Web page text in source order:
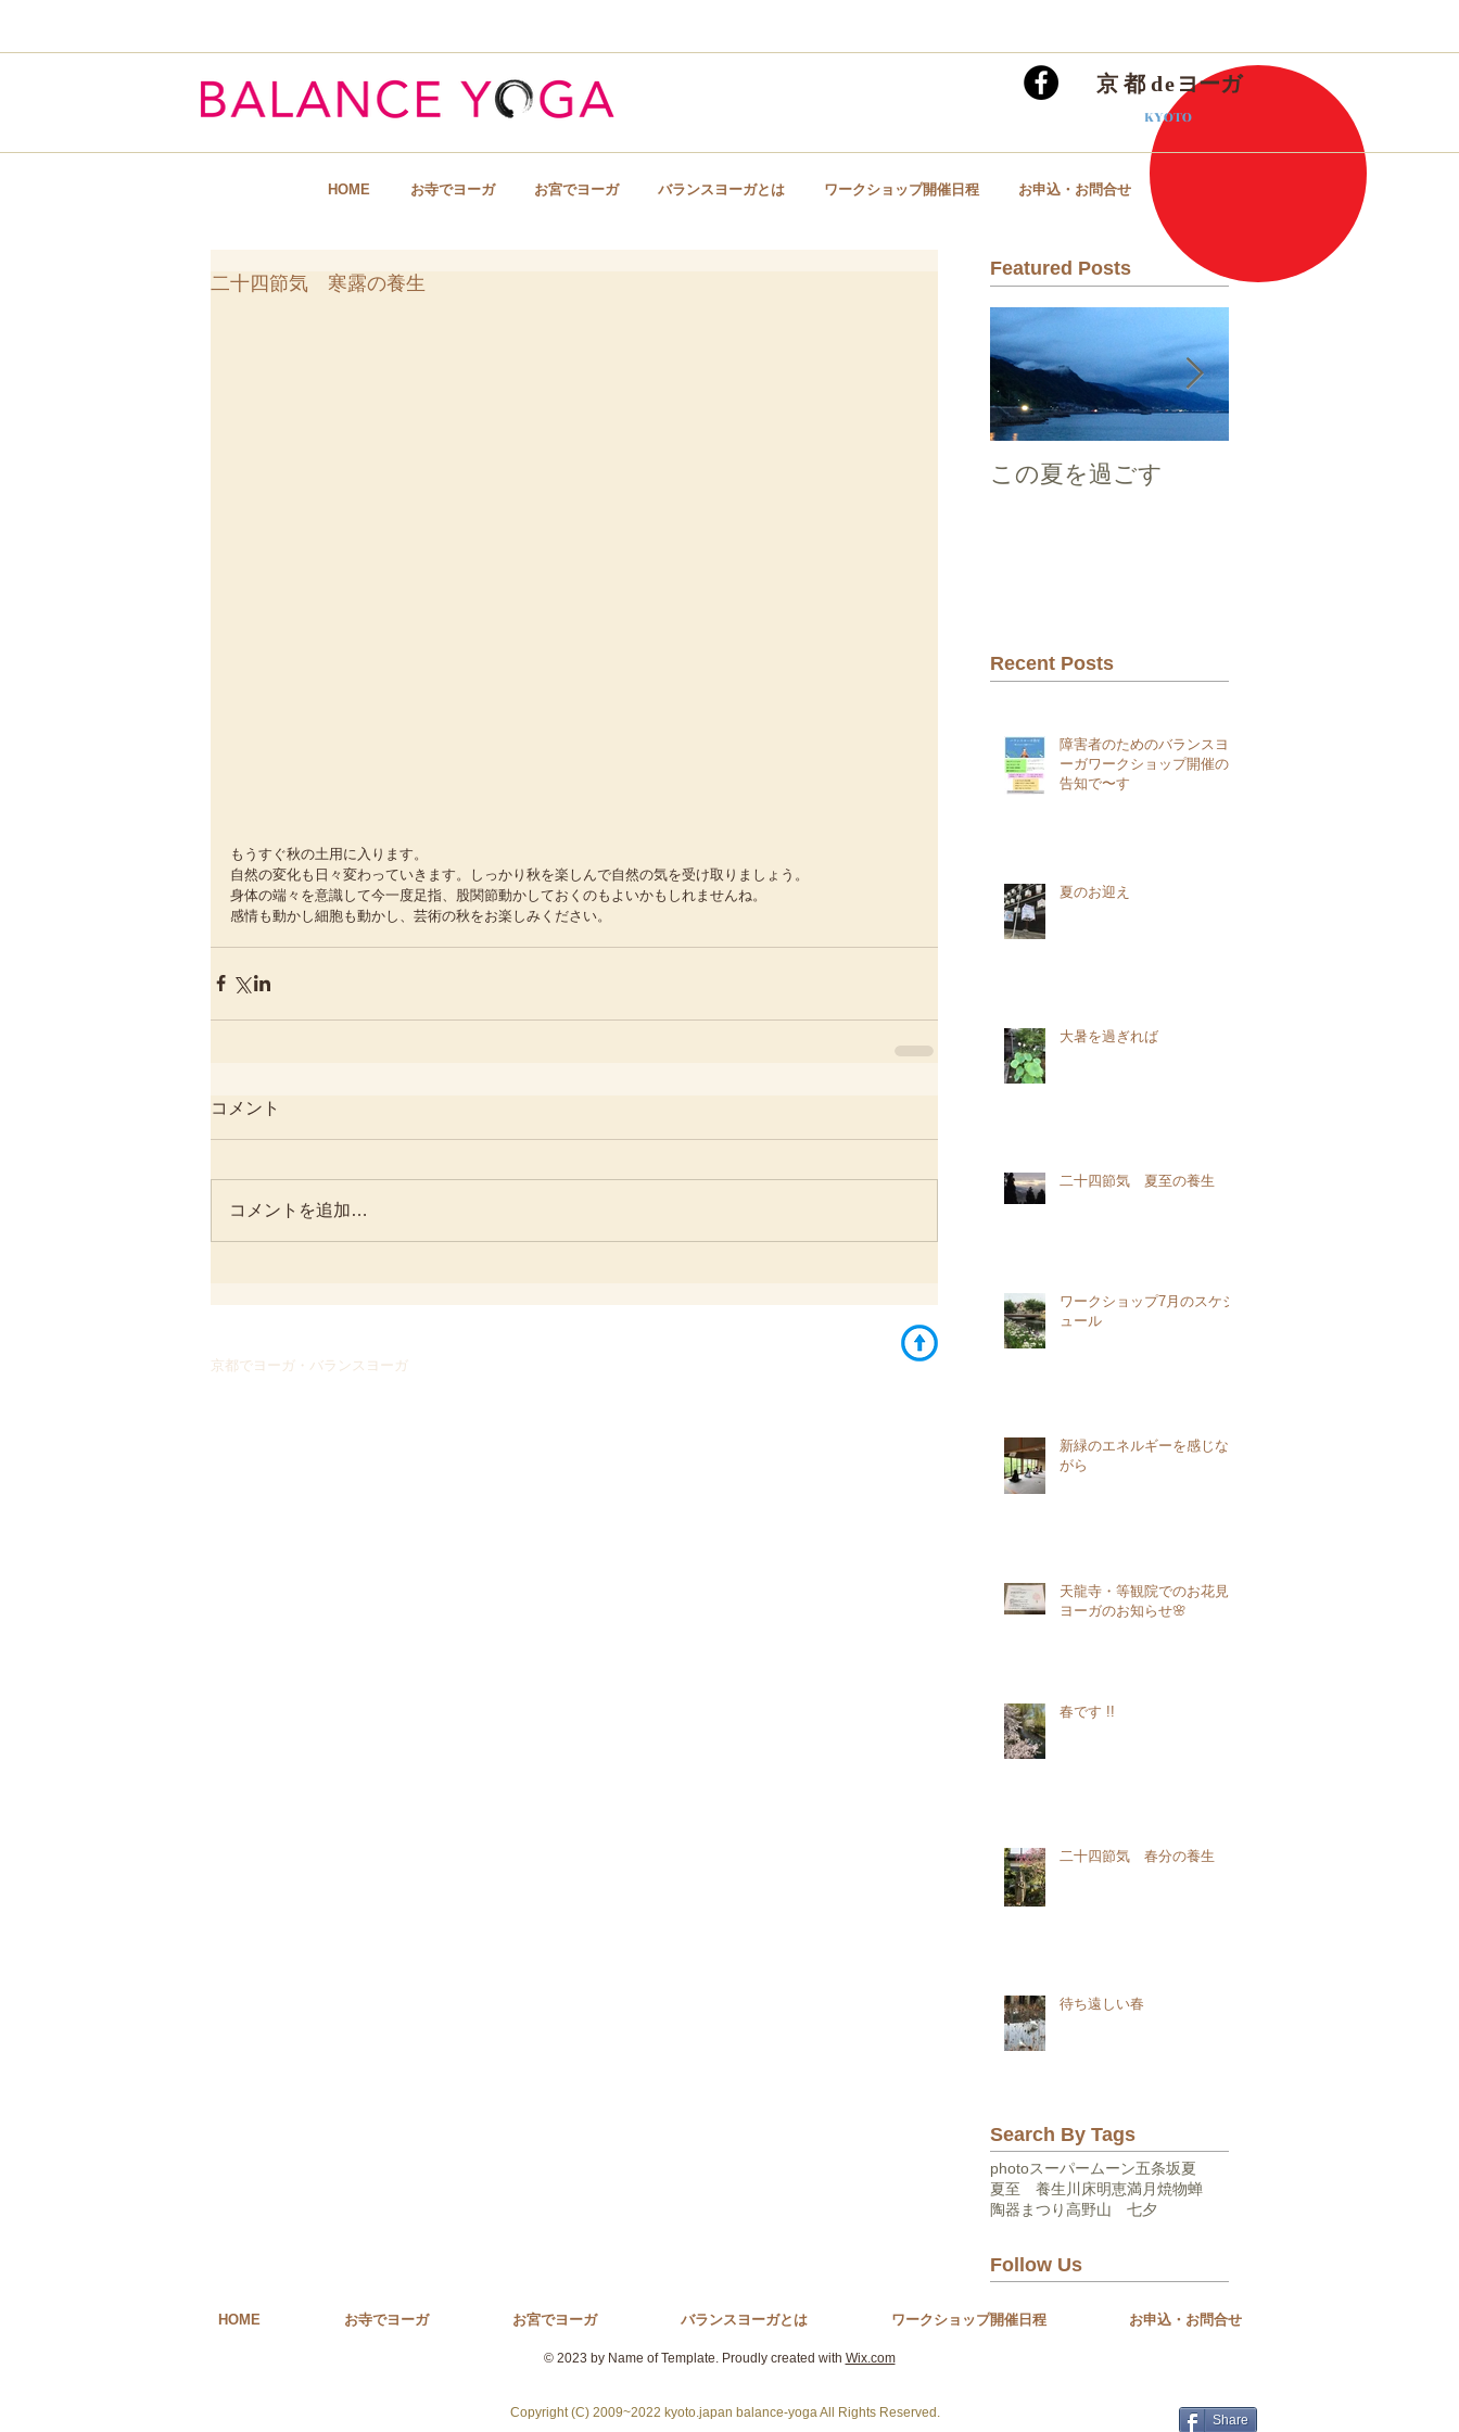
京 都 de ヨーガ
KYOTO
HOME お寺でヨーガ お宮でヨーガ バランスヨーガとは ワークショップ開催日程 お申込・お問合せ
二十四節気 寒露の養生
もうすぐ秋の土用に入ります。
自然の変化も日々変わっていきます。しっかり秋を楽しんで自然の気を受け取りましょう。
身体の端々を意識して今一度足指、股関節動かしておくのもよいかもしれませんね。
感情も動かし細胞も動かし、芸術の秋をお楽しみください。
コメント
コメントを追加…
Featured Posts
この夏を過ごす
Recent Posts
障害者のためのバランスヨ
ーガワークショップ開催の
告知で〜す
夏のお迎え
大暑を過ぎれば
二十四節気 夏至の養生
ワークショップ7月のスケジ
ュール
新緑のエネルギーを感じな
がら
天龍寺・等観院でのお花見
ヨーガのお知らせ🌸
春です !!
二十四節気 春分の養生
待ち遠しい春
京都でヨーガ・バランスヨーガ
Search By Tags
photoスーパームーン五条坂夏
夏至 養生 川床明恵満月焼物蝉
陶器まつり高野山 七夕
Follow Us
© 2023 by Name of Template. Proudly created with Wix.com
HOME お寺でヨーガ お宮でヨーガ バランスヨーガとは ワークショップ開催日程 お申込・お問合せ
Copyright (C) 2009~2022 kyoto.japan balance-yoga All Rights Reserved.
Share